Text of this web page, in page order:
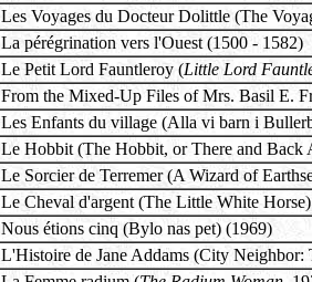
Les Voyages du Docteur Dolittle (The
La pérégrination vers l'Ouest (1500 - 1582)
Le Petit Lord Fauntleroy (Little Lord
From the Mixed-Up Files of Mrs. Basil E.
Les Enfants du village (Alla vi barn i
Le Hobbit (The Hobbit, or There and Back
Le Sorcier de Terremer (A Wizard of
Le Cheval d'argent (The Little White
Nous étions cinq (Bylo nas pet) (1969)
L'Histoire de Jane Addams (City Neighbor: